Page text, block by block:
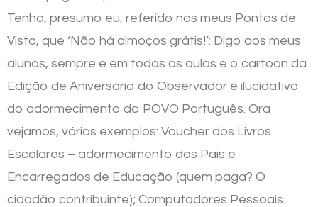
Tenho, presumo eu, referido nos meus Pontos de
Vista, que ‘Não há almoços grátis!’: Digo aos meus
alunos, sempre e em todas as aulas e o cartoon da
Edição de Aniversário do Observador é ilucidativo
do adormecimento do POVO Português. Ora
vejamos, vários exemplos: Voucher dos Livros
Escolares – adormecimento dos Pais e
Encarregados de Educação (quem paga? O
cidadão contribuinte); Computadores Pessoais